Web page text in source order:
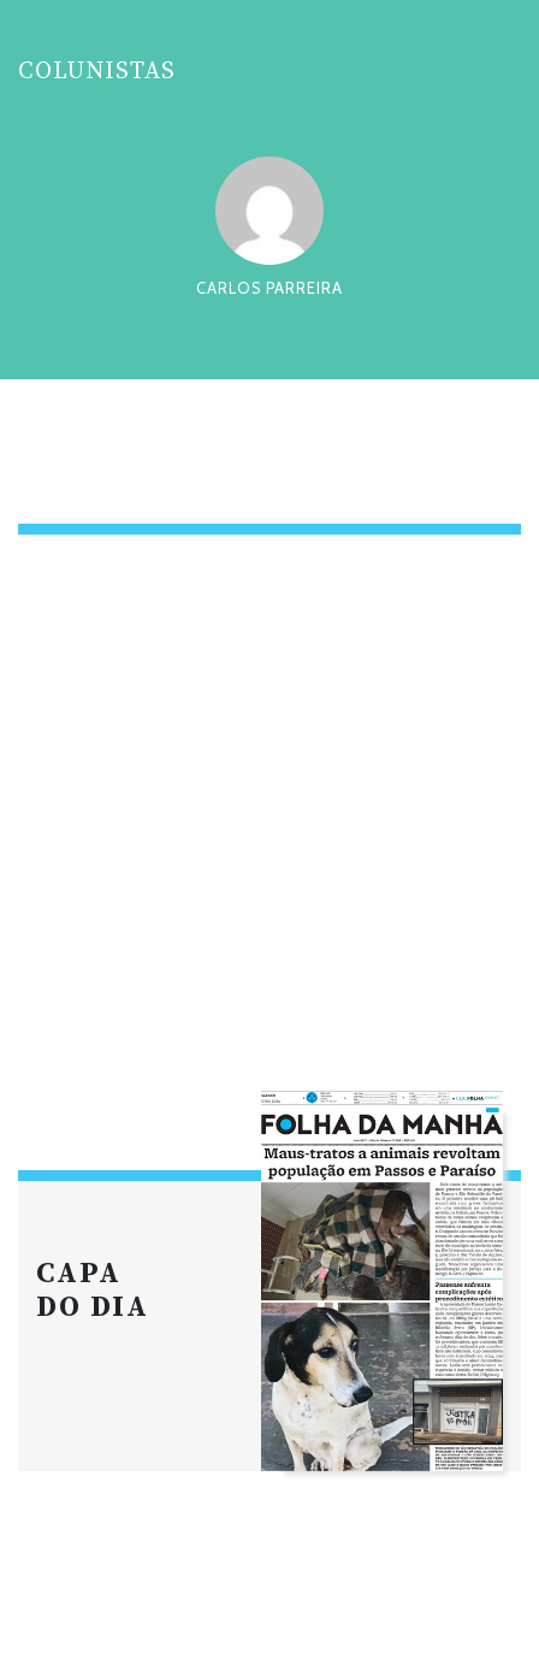
COLUNISTAS
CARLOS PARREIRA
CAPA
DO DIA